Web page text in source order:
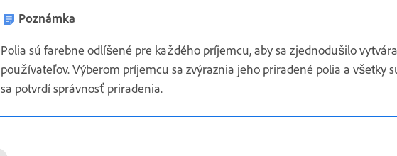
Poznámka
Polia sú farebne odlíšené pre každého príjemcu, aby sa zjednodušilo
používateľov. Výberom príjemcu sa zvýraznia jeho priradené polia a všetky
sa potvrdí správnosť priradenia.